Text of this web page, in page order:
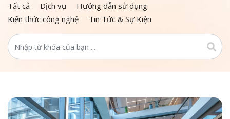
Tất cả Dịch vụ
Hướng dẫn sử dụng
Kiến thức công nghệ
Tin Tức & Sự Kiện